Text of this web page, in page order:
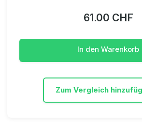
61.00 CHF
In den Warenkorb
Zum Vergleich